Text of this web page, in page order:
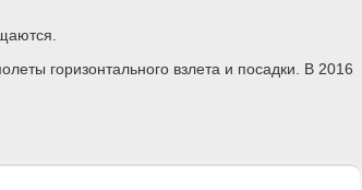
горизонтального взлета и посадки. В 2016